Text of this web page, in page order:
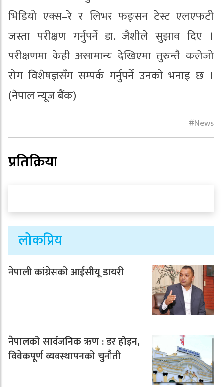
भिडियो एक्स–रे र लिभर फङ्सन टेस्ट एलएफटी
जस्ता परीक्षण गर्नुपर्ने डा. जैशीले सुझाव दिए ।
परीक्षणमा केही असामान्य देखिएमा तुरुन्तै कलेजो
रोग विशेषज्ञसँग सम्पर्क गर्नुपर्ने उनको भनाइ छ ।
(नेपाल न्यूज बैंक)
News
प्रतिक्रिया
लोकप्रिय
नेपाली कांग्रेसको आईसीयू डायरी
नेपालको सार्वजनिक ऋण : डर होइन,
विवेकपूर्ण व्यवस्थापनको चुनौती